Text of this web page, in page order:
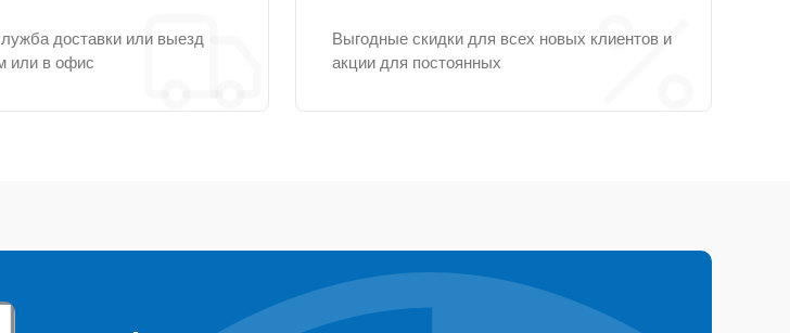
доставки или выезд
или в офис
Выгодные скидки для всех новых клиентов и
акции для постоянных